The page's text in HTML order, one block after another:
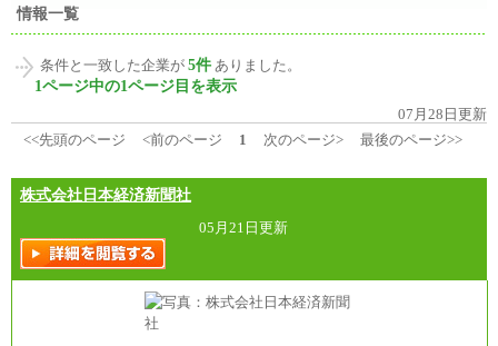
情報一覧
条件と一致した企業が 5件 ありました。
1ページ中の1ページ目を表示
07月28日更新
<<先頭のページ
<前のページ 1 次のページ> 最後のページ>>
株式会社日本経済新聞社
05月21日更新